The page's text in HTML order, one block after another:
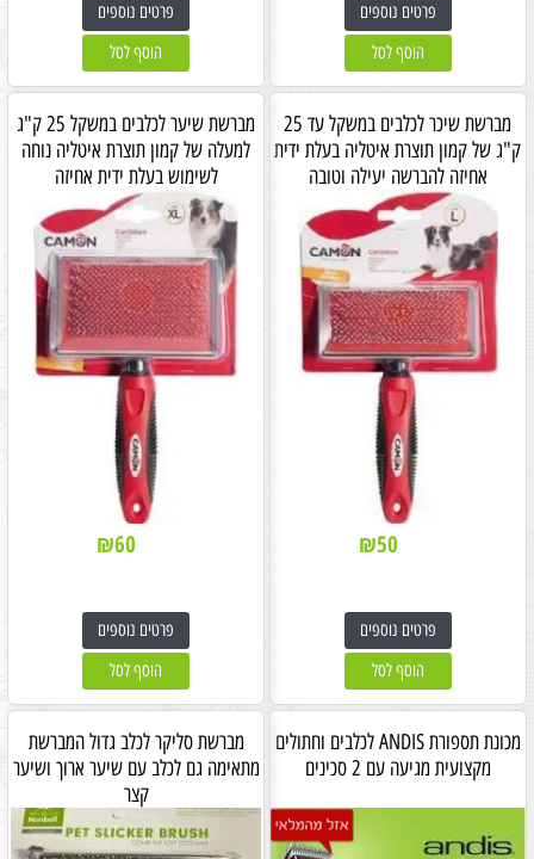
פרטים נוספים
הוסף לסל
פרטים נוספים
הוסף לסל
מברשת שיכר לכלבים במשקל עד 25
ק"ג של קמון תוצרת איטליה בעלת ידית
אחיזה להברשה יעילה וטובה
₪50
פרטים נוספים
הוסף לסל
מברשת שיער לכלבים במשקל 25 ק"ג
למעלה של קמון תוצרת איטליה נוחה
לשימוש בעלת ידית אחיזה
₪60
פרטים נוספים
הוסף לסל
מכונת תספורת ANDIS לכלבים וחתולים
מקצועית מגיעה עם 2 סכינים
מברשת סליקר לכלב גדול המברשת
מתאימה גם לכלב עם שיער ארוך ושיער
קצר